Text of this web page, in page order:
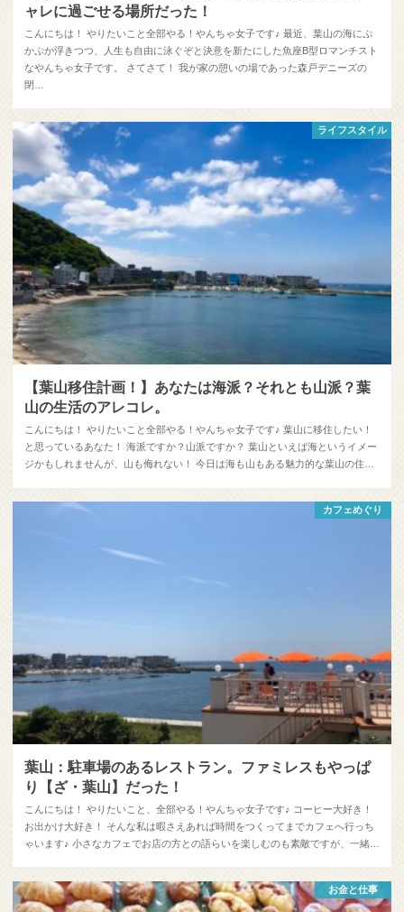
ャレに過ごせる場所だった！
こんにちは！ やりたいこと全部やる！やんちゃ女子です♪ 最近、葉山の海にぷ
かぷか浮きつつ、人生も自由に泳ぐぞと決意を新たにした魚座B型ロマンチスト
なやんちゃ女子です。 さてさて！ 我が家の憩いの場であった森戸デニーズの
閉…
ライフスタイル
【葉山移住計画！】あなたは海派？それとも山派？葉
山の生活のアレコレ。
こんにちは！ やりたいこと全部やる！やんちゃ女子です♪ 葉山に移住したい！
と思っているあなた！ 海派ですか？山派ですか？ 葉山といえば海というイメー
ジかもしれませんが、山も侮れない！ 今日は海も山もある魅力的な葉山の住…
カフェめぐり
葉山：駐車場のあるレストラン。ファミレスもやっぱ
り【ざ・葉山】だった！
こんにちは！ やりたいこと、全部やる！やんちゃ女子です♪ コーヒー大好き！
お出かけ大好き！ そんな私は暇さえあれば時間をつくってまでカフェへ行っち
ゃいます♪ 小さなカフェでお店の方との語らいを楽しむのも素敵ですが、一緒…
お金と仕事